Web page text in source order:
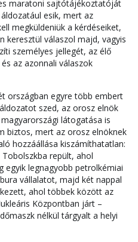
maratoni sajtótájékoztatóját
esik, mert az
megküldeniük a kérdéseiket,
keresztül válaszol majd, vagyis
személyes jellegét, az élő
az azonnali válaszok
országban egyre több embert
szed, az orosz elnök
látogatása is
biztos, mert az orosz elnöknek
hozzáállása kiszámíthatatlan:
repült, ahol
egyik legnagyobb petrolkémiai
vállalatot, majd két nappal
ahol többek között az
Központban járt –
nélkül tárgyalt a helyi